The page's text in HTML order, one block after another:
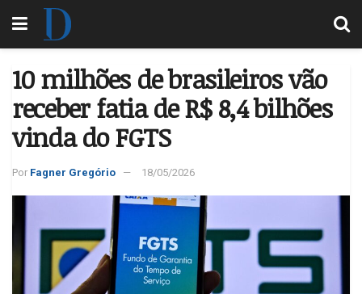
10 milhões de brasileiros vão
receber fatia de R$ 8,4 bilhões
vinda do FGTS
Por Fagner Gregório 18/05/2026